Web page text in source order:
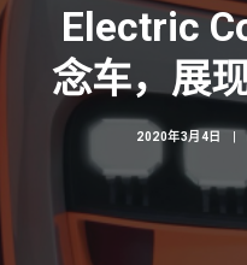
Electric
念车，展
2020年3月4日